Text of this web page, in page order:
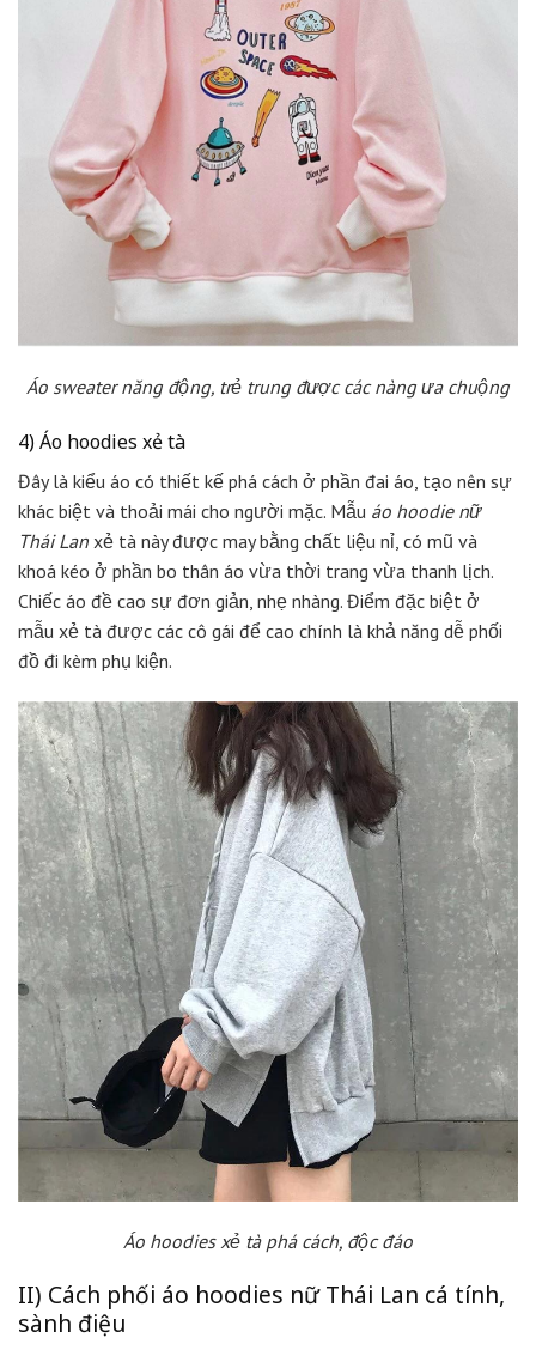
Áo sweater năng động, trẻ trung được các nàng ưa chuộng
4) Áo hoodies xẻ tà
Đây là kiểu áo có thiết kế phá cách ở phần đai áo, tạo nên sự
khác biệt và thoải mái cho người mặc. Mẫu áo hoodie nữ
Thái Lan xẻ tà này được may bằng chất liệu nỉ, có mũ và
khoá kéo ở phần bo thân áo vừa thời trang vừa thanh lịch.
Chiếc áo đề cao sự đơn giản, nhẹ nhàng. Điểm đặc biệt ở
mẫu xẻ tà được các cô gái để cao chính là khả năng dễ phối
đồ đi kèm phụ kiện.
Áo hoodies xẻ tà phá cách, độc đáo
II) Cách phối áo hoodies nữ Thái Lan cá tính,
sành điệu